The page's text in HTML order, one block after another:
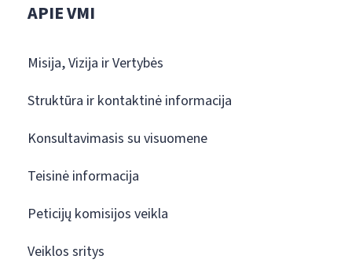
APIE VMI
Misija, Vizija ir Vertybės
Struktūra ir kontaktinė informacija
Konsultavimasis su visuomene
Teisinė informacija
Peticijų komisijos veikla
Veiklos sritys